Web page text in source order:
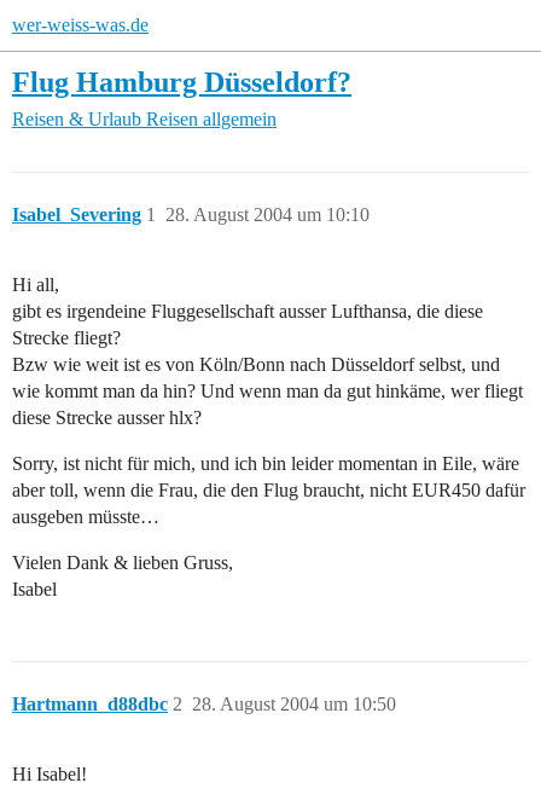
wer-weiss-was.de
Flug Hamburg Düsseldorf?
Reisen & Urlaub Reisen allgemein
Isabel_Severing 28. August 2004 um 10:10
1
Hi all,
gibt es irgendeine Fluggesellschaft ausser Lufthansa, die diese
Strecke fliegt?
Bzw wie weit ist es von Köln/Bonn nach Düsseldorf selbst, und
wie kommt man da hin? Und wenn man da gut hinkäme, wer fliegt
diese Strecke ausser hlx?
Sorry, ist nicht für mich, und ich bin leider momentan in Eile, wäre
aber toll, wenn die Frau, die den Flug braucht, nicht EUR450 dafür
ausgeben müsste…
Vielen Dank & lieben Gruss,
Isabel
Hartmann_d88dbc 28. August 2004 um 10:50
2
Hi Isabel!